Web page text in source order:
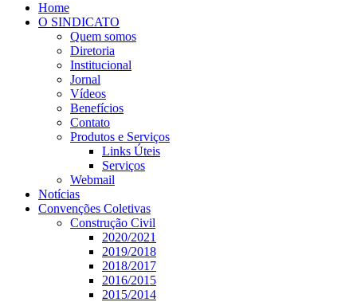
Home
O SINDICATO
Quem somos
Diretoria
Institucional
Jornal
Vídeos
Benefícios
Contato
Produtos e Serviços
Links Úteis
Serviços
Webmail
Notícias
Convenções Coletivas
Construção Civil
2020/2021
2019/2018
2018/2017
2016/2015
2015/2014